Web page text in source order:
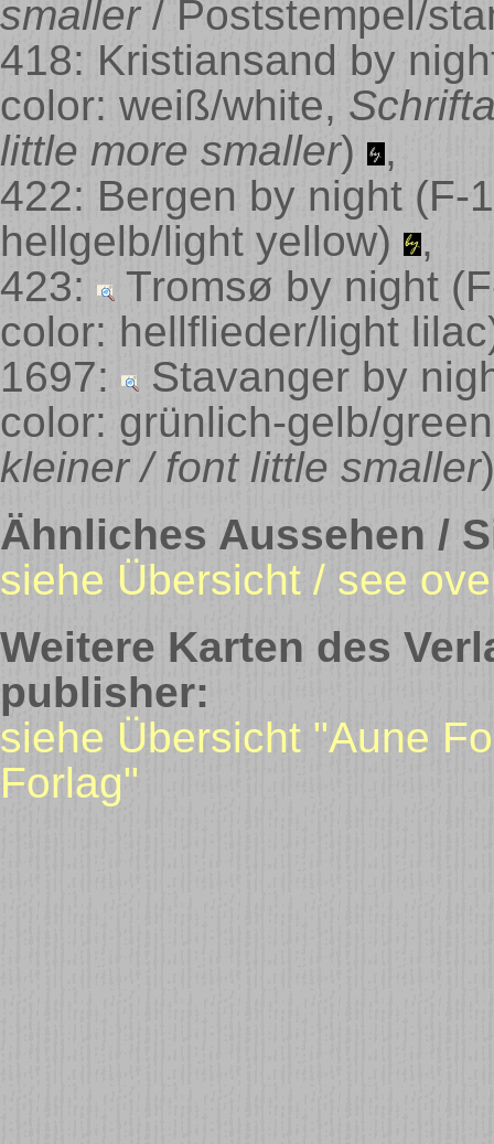
smaller/ Poststempel/
418: Kristiansand by
color: weiß/white,
little more smaller)
,
422: Bergen by night (F-
hellgelb/light yellow)
,
423:
Tromsø by night
color: hellflieder/light
1697:
Stavanger by
color: grünlich-gelb/
kleiner / font little smaller)
Ähnliches Aussehen /
siehe Übersicht / see
Weitere Karten des
publisher:
siehe Übersicht "Aune
Forlag"